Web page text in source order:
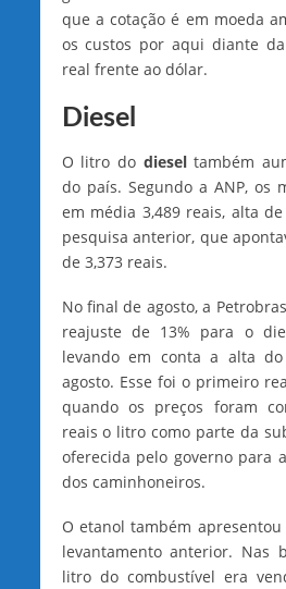
que a cotação é em moeda
os custos por aqui diante
real frente ao dólar.
Diesel
O litro do dieseltambém
do país. Segundo a ANP, os
em média 3,489 reais, alta
pesquisa anterior, que
de 3,373 reais.
No final de agosto, a
reajuste de 13% para o
levando em conta a alta
agosto. Esse foi o primeiro
quando os preços foram
reais o litro como parte da
oferecida pelo governo para
dos caminhoneiros.
O etanol também
levantamento anterior. Nas
litro do combustível era